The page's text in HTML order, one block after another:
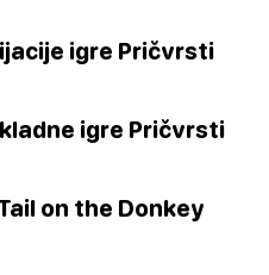
igre Pričvrsti
igre Pričvrsti
on the Donkey